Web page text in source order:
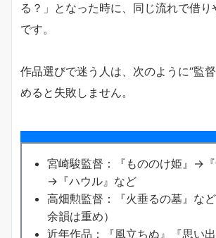
る？」となった時に、同じ流れで借り
です。
作品選びで迷う人は、次のように“監
めると失敗しません。
宮崎駿監督：『もののけ姫』→『
→『ハウル』など
高畑勲監督：『火垂るの墓』な
余韻は重め）
近年作品：『風立ちぬ』『思い